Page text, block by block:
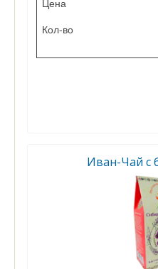
Иван-Чай с